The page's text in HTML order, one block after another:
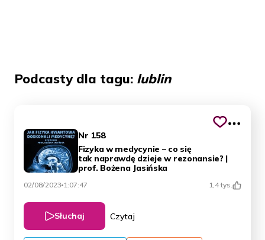
Podcasty dla tagu: lublin
Nr 158
Fizyka w medycynie – co się
tak naprawdę dzieje w rezonansie? |
prof. Bożena Jasińska
02/08/2023 1:07:47 1,4 tys.
Słuchaj Czytaj